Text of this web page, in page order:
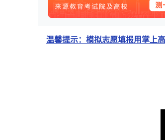
温馨提示：模拟志愿填报用掌上